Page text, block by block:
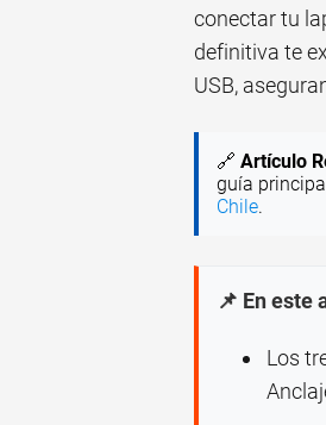
conectar tu
definitiva te
USB,
🔗 Artículo
guía
Chile.
📌 En este
Los